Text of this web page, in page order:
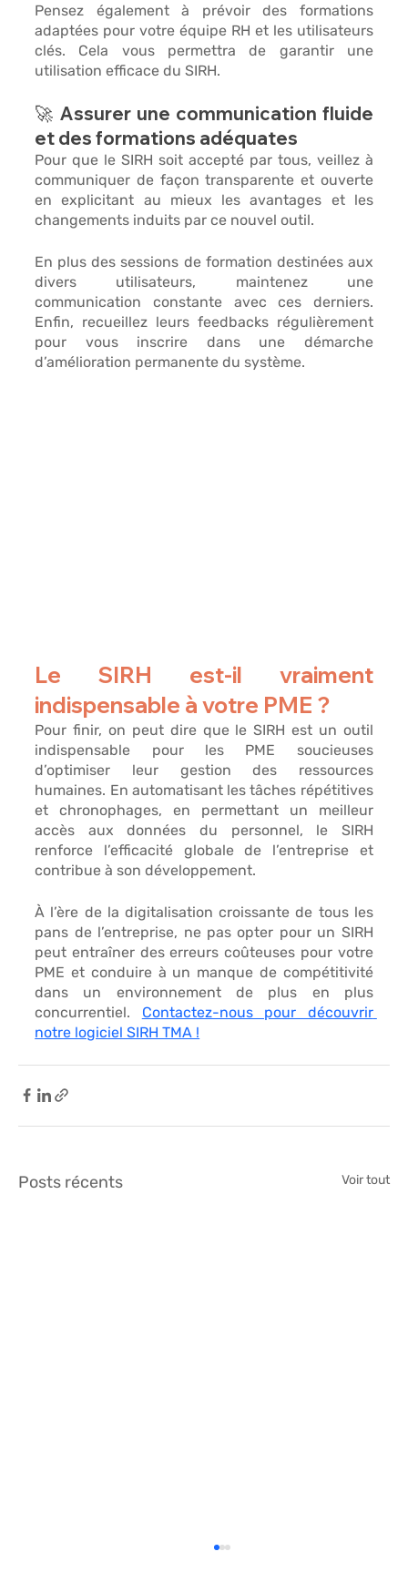
Pensez également à prévoir des formations
adaptées pour votre équipe RH et les utilisateurs
clés. Cela vous permettra de garantir une
utilisation efficace du SIRH.
🚀 Assurer une communication fluide
et des formations adéquates
Pour que le SIRH soit accepté par tous, veillez à
communiquer de façon transparente et ouverte
en explicitant au mieux les avantages et les
changements induits par ce nouvel outil.
En plus des sessions de formation destinées aux
divers utilisateurs, maintenez une
communication constante avec ces derniers.
Enfin, recueillez leurs feedbacks régulièrement
pour vous inscrire dans une démarche
d’amélioration permanente du système.
Le SIRH est-il vraiment
indispensable à votre PME ?
Pour finir, on peut dire que le SIRH est un outil
indispensable pour les PME soucieuses
d’optimiser leur gestion des ressources
humaines. En automatisant les tâches répétitives
et chronophages, en permettant un meilleur
accès aux données du personnel, le SIRH
renforce l’efficacité globale de l’entreprise et
contribue à son développement.
À l’ère de la digitalisation croissante de tous les
pans de l’entreprise, ne pas opter pour un SIRH
peut entraîner des erreurs coûteuses pour votre
PME et conduire à un manque de compétitivité
dans un environnement de plus en plus
concurrentiel. Contactez-nous pour découvrir
notre logiciel SIRH TMA !
Posts récents Voir tout